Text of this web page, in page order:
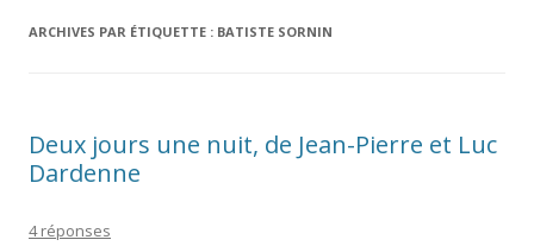
ARCHIVES PAR ÉTIQUETTE : BATISTE SORNIN
Deux jours une nuit, de Jean-Pierre et Luc
Dardenne
4 réponses